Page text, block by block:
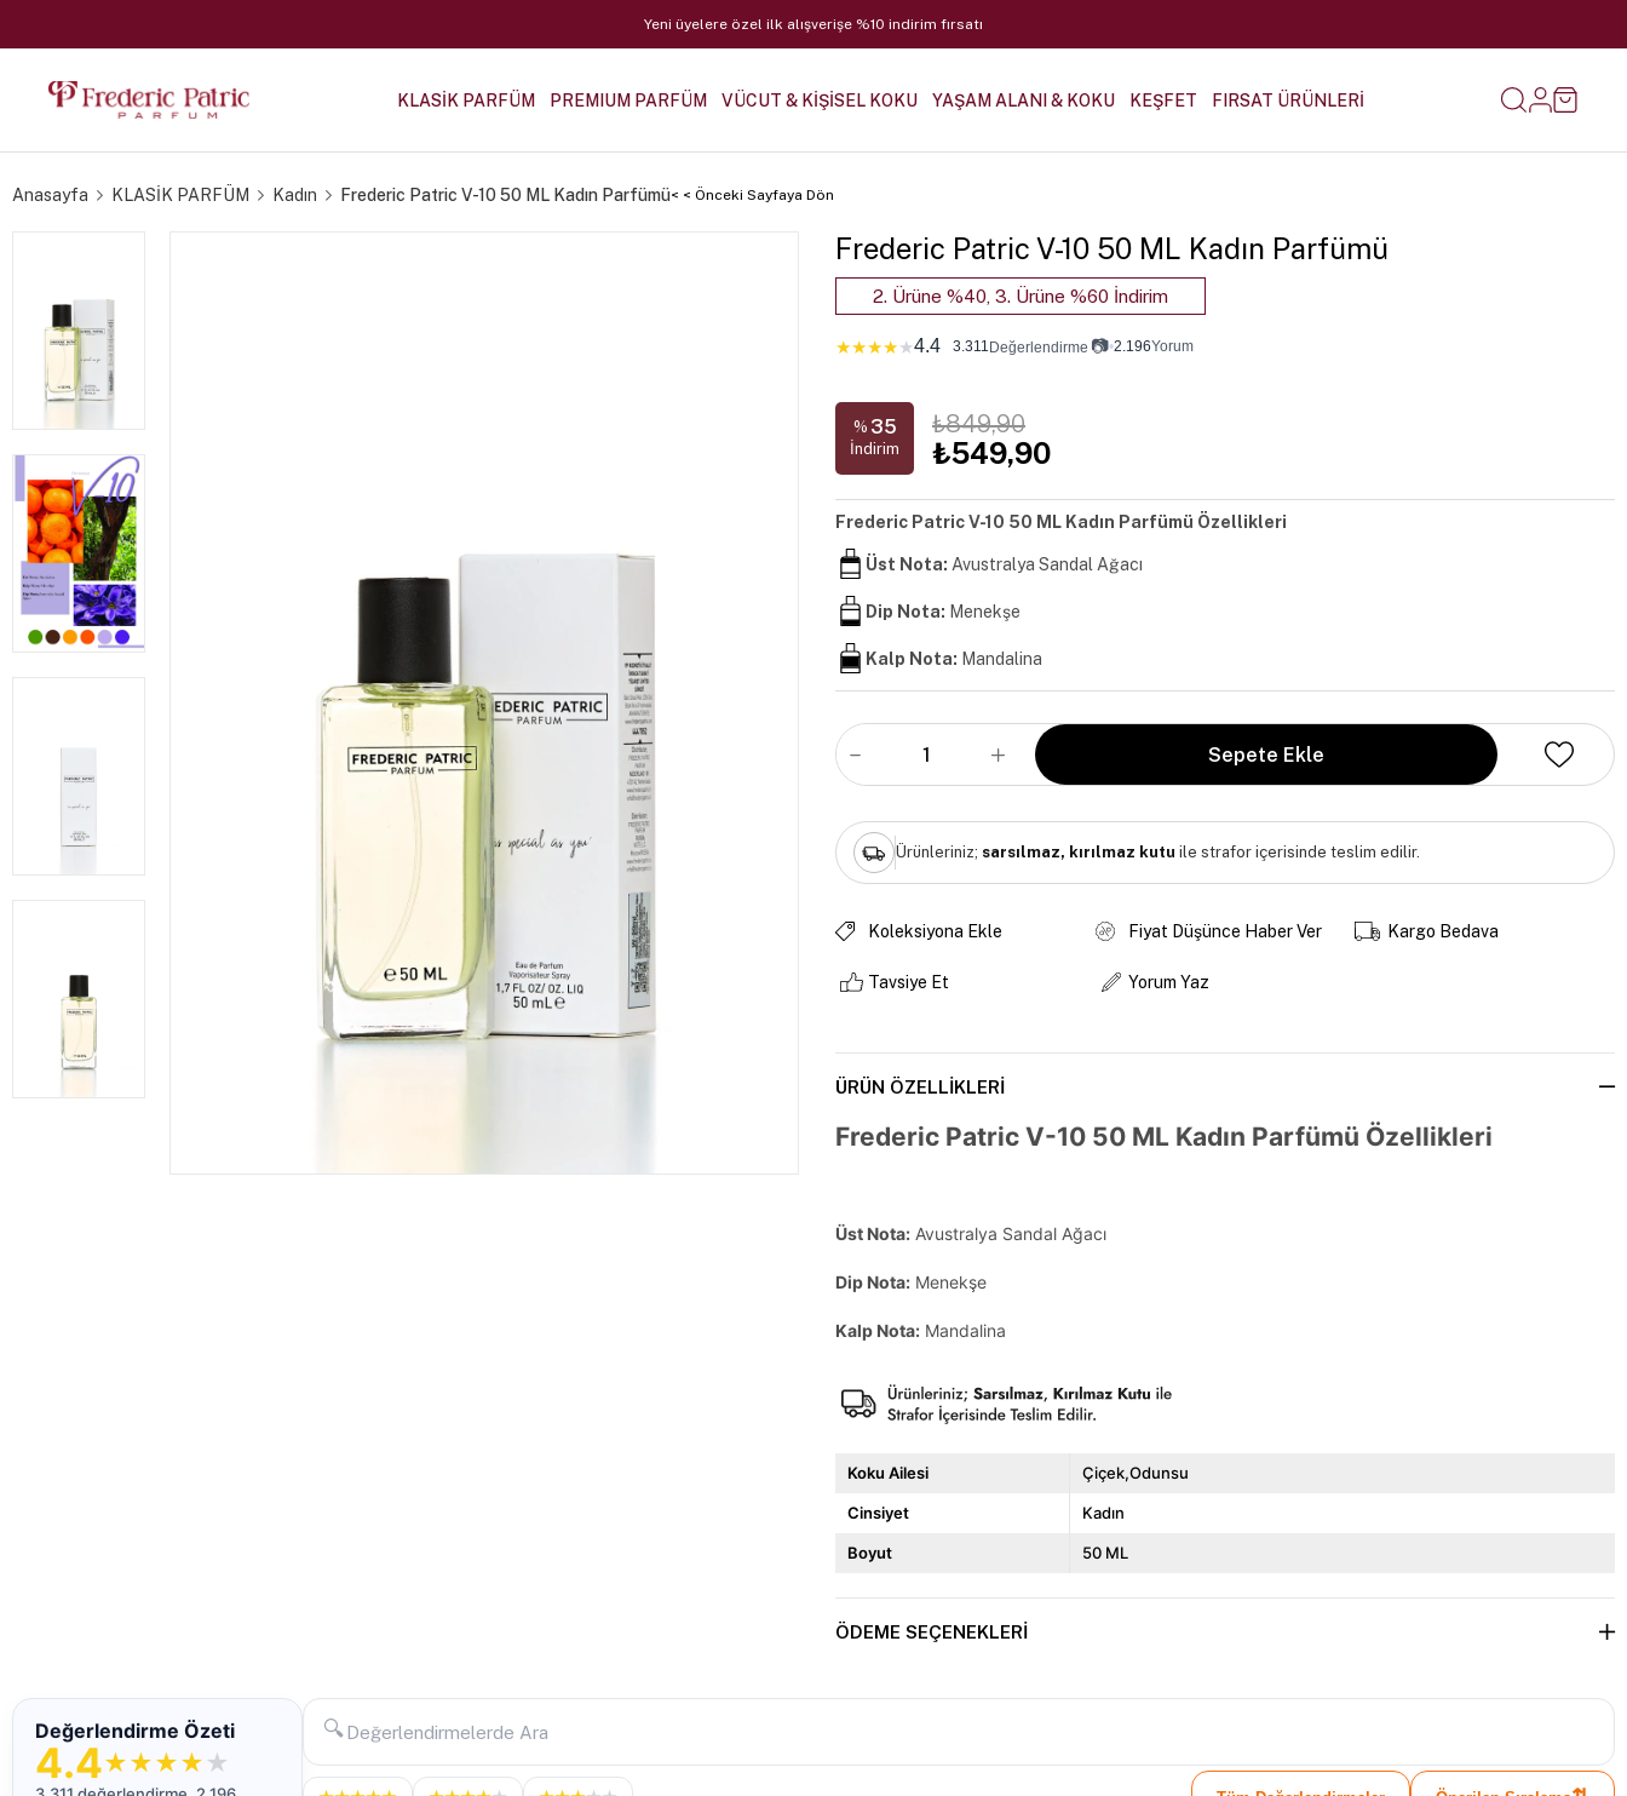
Yeni üyelere özel ilk alışverişe %10 indirim fırsatı
KLASİK PARFÜM PREMIUM PARFÜM VÜCUT & KİŞİSEL KOKU YAŞAM ALANI & KOKU KEŞFET FIRSAT ÜRÜNLERİ
Anasayfa KLASİK PARFÜM Kadın Frederic Patric V-10 50 ML Kadın Parfümü< < Önceki Sayfaya Dön
Frederic Patric V-10 50 ML Kadın Parfümü
2. Ürüne %40, 3. Ürüne %60 İndirim
★★★★★4.4 3.311 Değerlendirme 📷•2.196Yorum
% 35
İndirim
₺849,90
₺549,90
Frederic Patric V-10 50 ML Kadın Parfümü Özellikleri
Üst Nota: Avustralya Sandal Ağacı
Dip Nota: Menekşe
Kalp Nota: Mandalina
Ürünleriniz; sarsılmaz, kırılmaz kutu ile strafor içerisinde teslim edilir.
Koleksiyona Ekle Fiyat Düşünce Haber Ver Kargo Bedava
Tavsiye Et Yorum Yaz
ÜRÜN ÖZELLIKLERI
Frederic Patric V-10 50 ML Kadın Parfümü Özellikleri
Üst Nota: Avustralya Sandal Ağacı
Dip Nota: Menekşe
Kalp Nota: Mandalina
Koku Ailesi Çiçek,Odunsu
Cinsiyet Kadın
Boyut 50 ML
ÖDEME SEÇENEKLERI
Değerlendirme Özeti
4.4★★★★ ★
🔍